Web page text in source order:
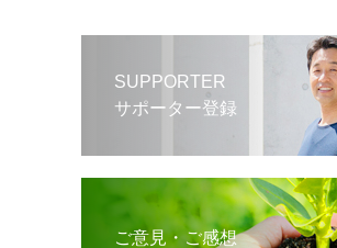
SUPPORTER
サポーター登録
ご意見・ご感想